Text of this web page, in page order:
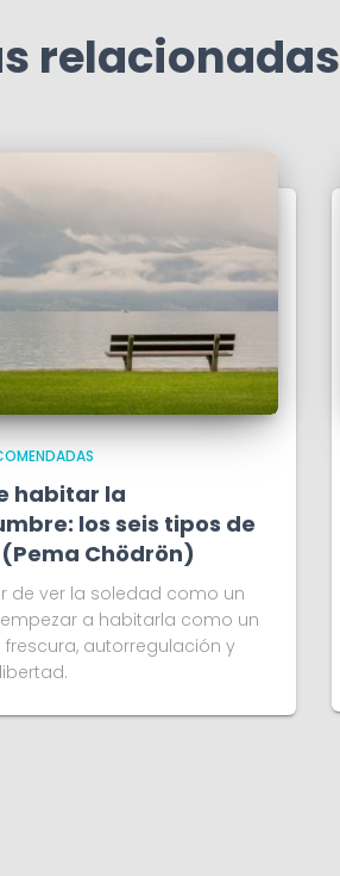
relacionadas
habitar la
los seis tipos de
Chödrön)
de ver la soledad como un
a habitarla como un
autorregulación y